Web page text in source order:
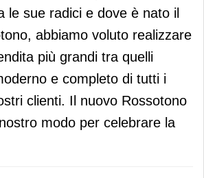
le sue radici e dove è nato il
abbiamo voluto realizzare
più grandi tra quelli
e completo di tutti i
clienti. Il nuovo Rossotono
modo per celebrare la